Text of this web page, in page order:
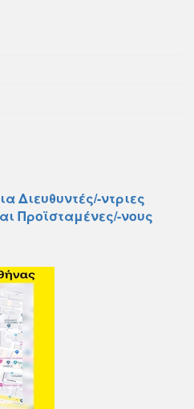
Διευθυντές/-ντριες
Προϊσταμένες/-νους